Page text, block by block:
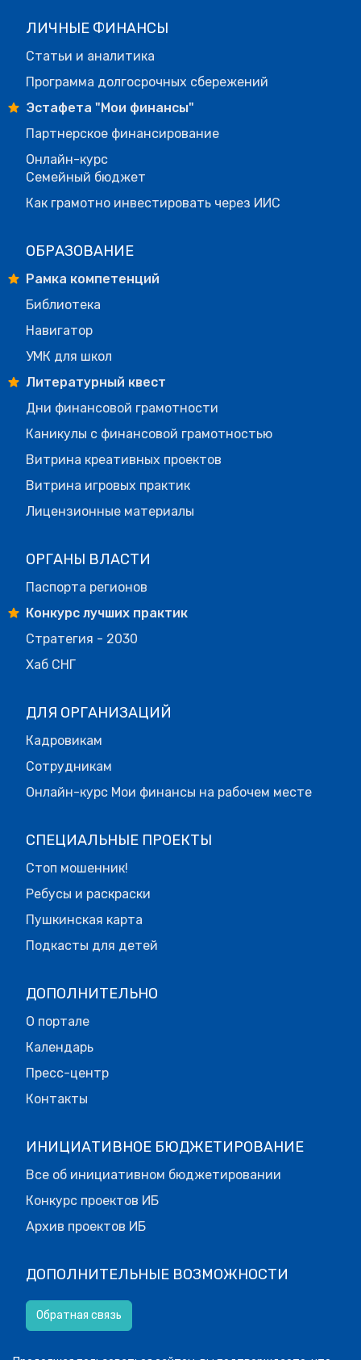
ЛИЧНЫЕ ФИНАНСЫ
Статьи и аналитика
Программа долгосрочных сбережений
Эстафета "Мои финансы"
Партнерское финансирование
Онлайн-курс
Семейный бюджет
Как грамотно инвестировать через ИИС
ОБРАЗОВАНИЕ
Рамка компетенций
Библиотека
Навигатор
УМК для школ
Литературный квест
Дни финансовой грамотности
Каникулы с финансовой грамотностью
Витрина креативных проектов
Витрина игровых практик
Лицензионные материалы
ОРГАНЫ ВЛАСТИ
Паспорта регионов
Конкурс лучших практик
Стратегия - 2030
Хаб СНГ
ДЛЯ ОРГАНИЗАЦИЙ
Кадровикам
Сотрудникам
Онлайн-курс Мои финансы на рабочем месте
СПЕЦИАЛЬНЫЕ ПРОЕКТЫ
Стоп мошенник!
Ребусы и раскраски
Пушкинская карта
Подкасты для детей
ДОПОЛНИТЕЛЬНО
О портале
Календарь
Пресс-центр
Контакты
ИНИЦИАТИВНОЕ БЮДЖЕТИРОВАНИЕ
Все об инициативном бюджетировании
Конкурс проектов ИБ
Архив проектов ИБ
ДОПОЛНИТЕЛЬНЫЕ ВОЗМОЖНОСТИ
Обратная связь